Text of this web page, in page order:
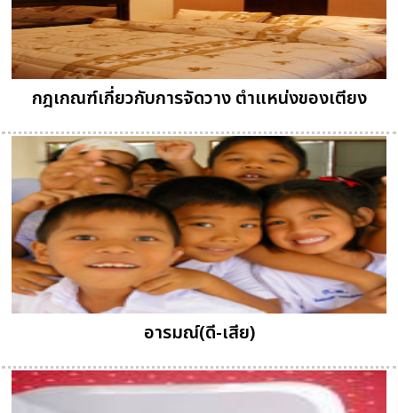
กฎเกณฑ์เกี่ยวกับการจัดวาง ตำแหน่งของเตียง
อารมณ์(ดี-เสีย)